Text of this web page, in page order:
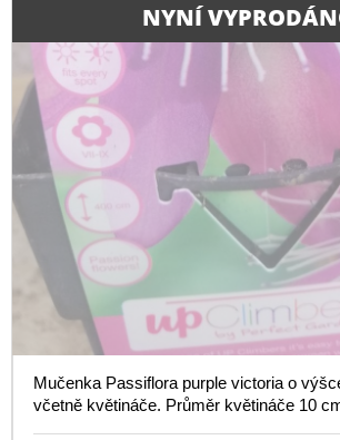
NYNÍ
Mučenka Passiflora purple victoria o
včetně květináče. Průměr květináče 10